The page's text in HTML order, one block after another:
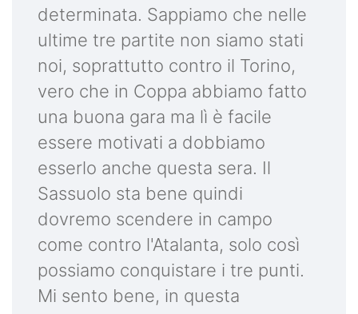
determinata. Sappiamo che nelle
ultime tre partite non siamo stati
noi, soprattutto contro il Torino,
vero che in Coppa abbiamo fatto
una buona gara ma lì è facile
essere motivati a dobbiamo
esserlo anche questa sera. Il
Sassuolo sta bene quindi
dovremo scendere in campo
come contro l'Atalanta, solo così
possiamo conquistare i tre punti.
Mi sento bene, in questa